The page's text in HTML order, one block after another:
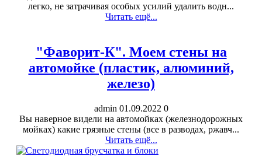
легко, не затрачивая особых усилий удалить водн...
Читать ещё...
"Фаворит-К". Моем стены на
автомойке (пластик, алюминий,
железо)
admin 01.09.2022 0
Вы наверное видели на автомойках (железнодорожных
мойках) какие грязные стены (все в разводах, ржавч...
Читать ещё...